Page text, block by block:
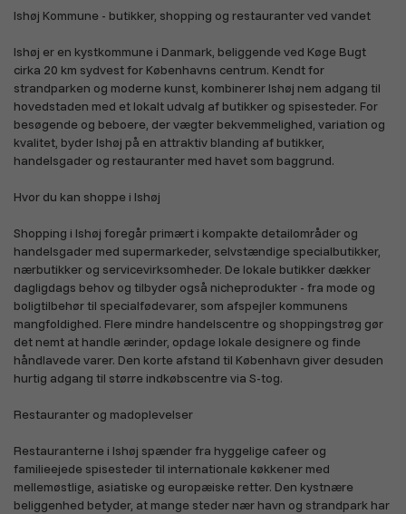
Sundhed og velvære Bøger, film og musik
Køretøjer, biler og cykler Dagligvarer, mad og drikke
Kæledyr Kontor og skole
Smykker, guld og ure Gaming, spil og kort
Ishøj Kommune - butikker, shopping og restauranter ved vandet
Ishøj er en kystkommune i Danmark, beliggende ved Køge Bugt
cirka 20 km sydvest for Københavns centrum. Kendt for
strandparken og moderne kunst, kombinerer Ishøj nem adgang til
hovedstaden med et lokalt udvalg af butikker og spisesteder. For
besøgende og beboere, der vægter bekvemmelighed, variation og
kvalitet, byder Ishøj på en attraktiv blanding af butikker,
handelsgader og restauranter med havet som baggrund.
Hvor du kan shoppe i Ishøj
Shopping i Ishøj foregår primært i kompakte detailområder og
handelsgader med supermarkeder, selvstændige specialbutikker,
nærbutikker og servicevirksomheder. De lokale butikker dækker
dagligdags behov og tilbyder også nicheprodukter - fra mode og
boligtilbehør til specialfødevarer, som afspejler kommunens
mangfoldighed. Flere mindre handelscentre og shoppingstrøg gør
det nemt at handle ærinder, opdage lokale designere og finde
håndlavede varer. Den korte afstand til København giver desuden
hurtig adgang til større indkøbscentre via S-tog.
Restauranter og madoplevelser
Restauranterne i Ishøj spænder fra hyggelige cafeer og
familieejede spisesteder til internationale køkkener med
mellemøstlige, asiatiske og europæiske retter. Den kystnære
beliggenhed betyder, at mange steder nær havn og strandpark har